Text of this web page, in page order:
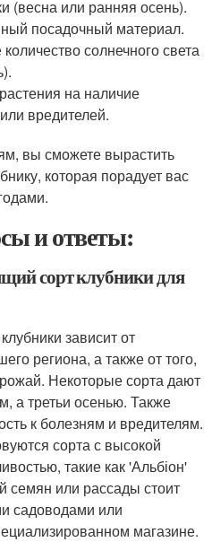
(весна или ранняя осень).
посадочный материал.
солнечного света
на наличие
вредителей.
вы сможете вырастить
которая порадует вас
и ответы:
сорт клубники для
зависит от
региона, а также от того,
Некоторые сорта дают
а третьи осенью. Также
к болезням и вредителям.
сорта с высокой
такие как 'Альбіон'
семян или рассады стоит
садоводами или
магазине.